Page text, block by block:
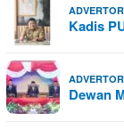
Kadis
Dewan